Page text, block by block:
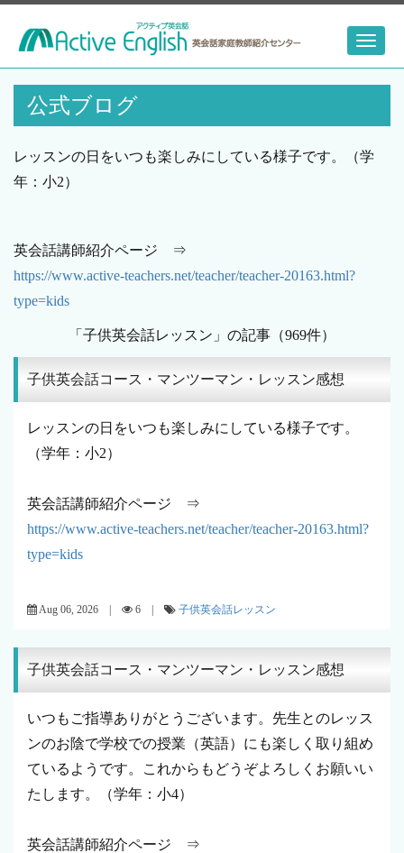
Toggle
公式ブログ
レッスンの日をいつも楽しみにしている様子です。（学
年：小2）
英会話講師紹介ページ ⇒
https://www.active-teachers.net/teacher/teacher-20163.html?
type=kids
「子供英会話レッスン」の記事（969件）
子供英会話コース・マンツーマン・レッスン感想
レッスンの日をいつも楽しみにしている様子です。
（学年：小2）
英会話講師紹介ページ ⇒
https://www.active-teachers.net/teacher/teacher-20163.html?
type=kids
Aug 06, 2026 | 6 | 子供英会話レッスン
子供英会話コース・マンツーマン・レッスン感想
いつもご指導ありがとうございます。先生とのレッス
ンのお陰で学校での授業（英語）にも楽しく取り組め
ているようです。これからもどうぞよろしくお願いい
たします。（学年：小4）
英会話講師紹介ページ ⇒